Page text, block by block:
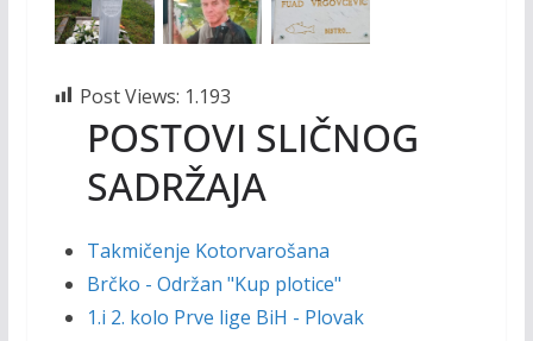
Post Views: 1.193
POSTOVI SLIČNOG
SADRŽAJA
Takmičenje Kotorvarošana
Brčko - Održan "Kup plotice"
1.i 2. kolo Prve lige BiH - Plovak